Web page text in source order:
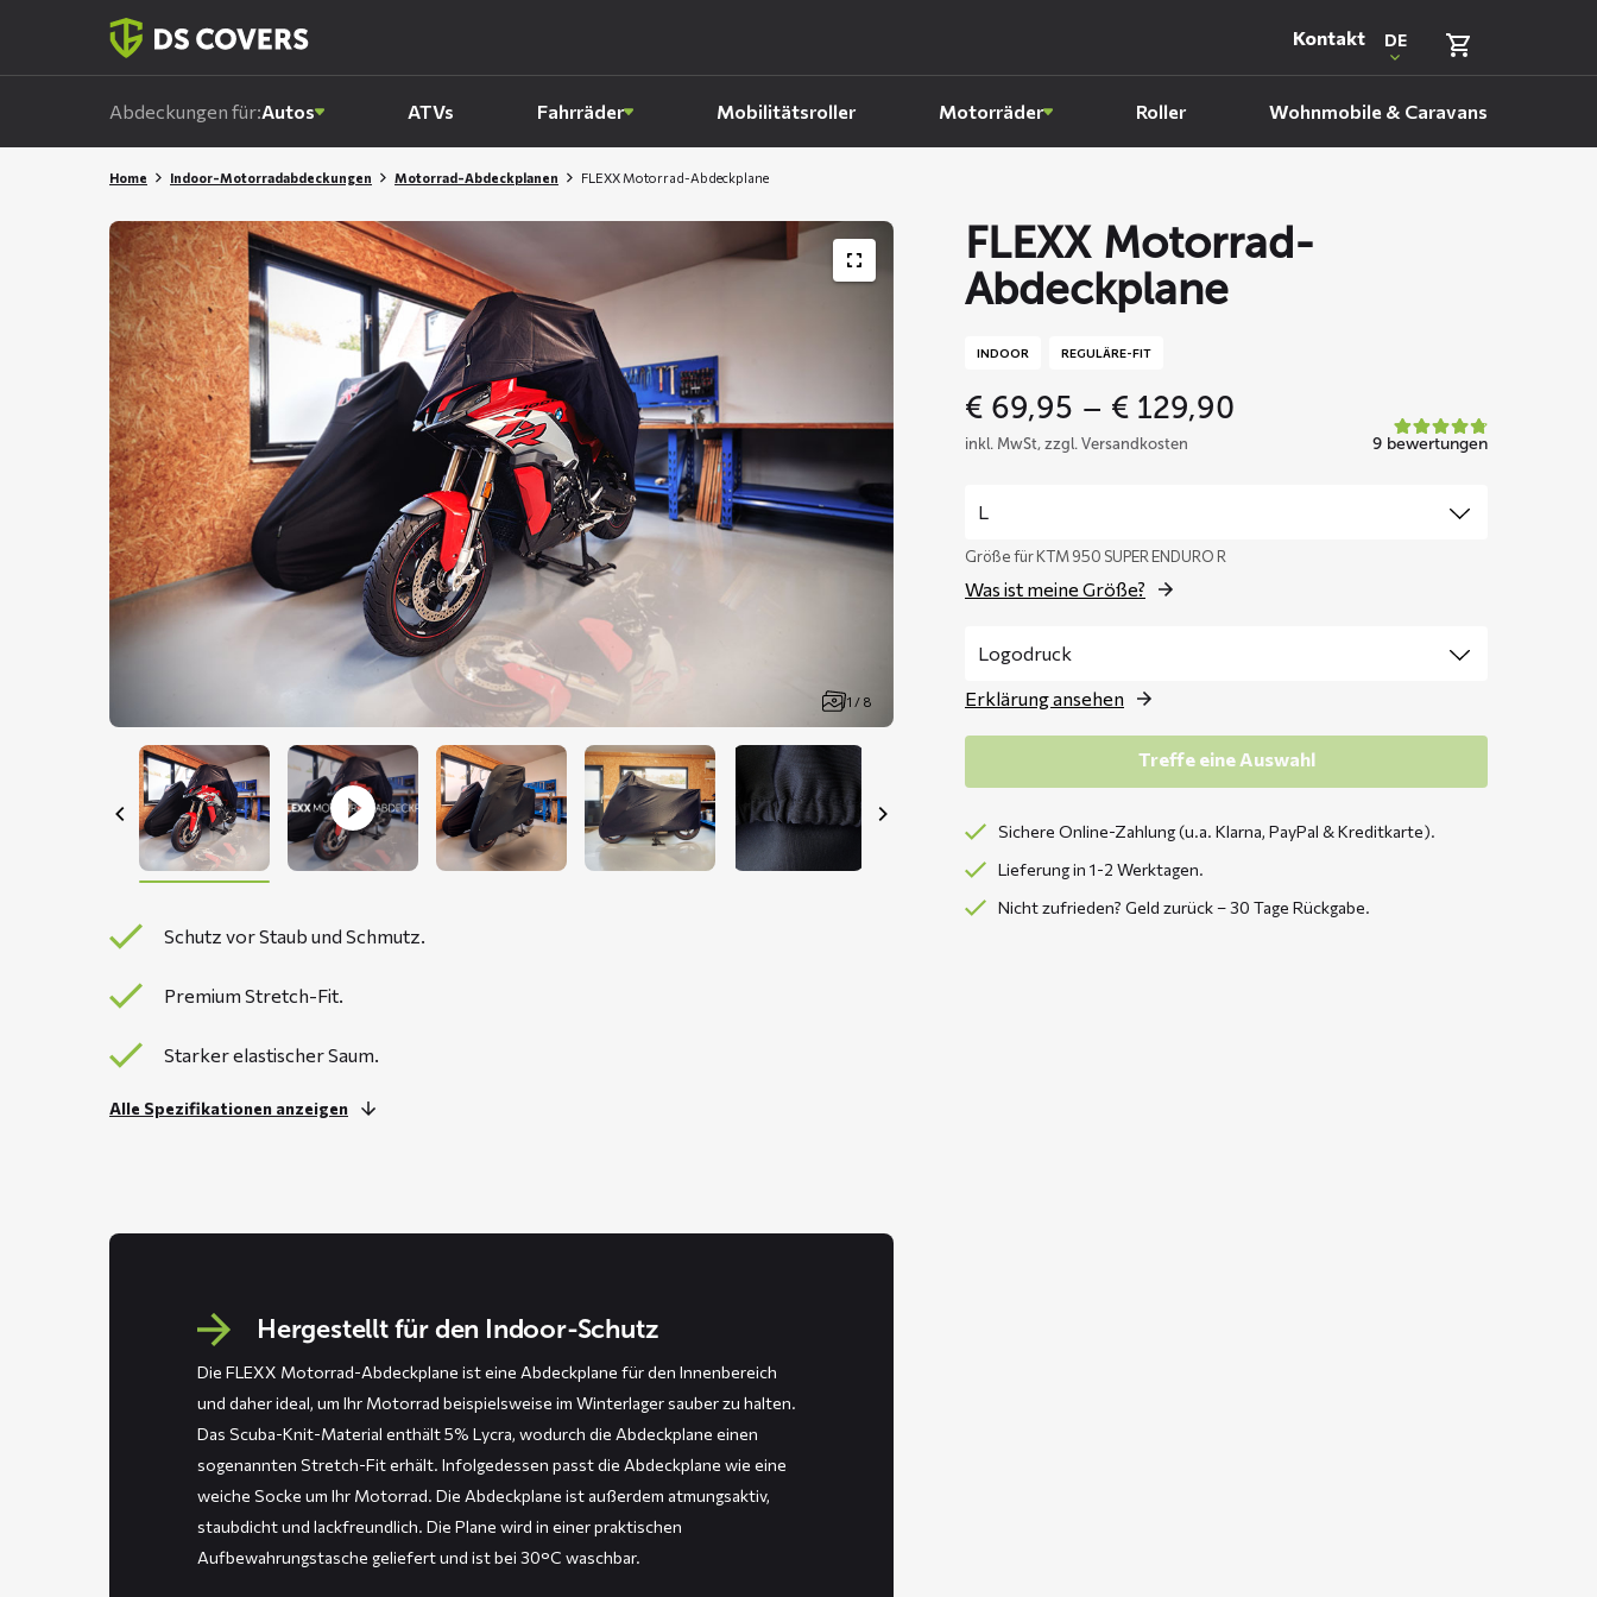
Kontakt
DE
Abdeckungen für:Autos ATVs Fahrräder Mobilitätsroller Motorräder Roller Wohnmobile & Caravans
Home Indoor-Motorradabdeckungen Motorrad-Abdeckplanen FLEXX Motorrad-Abdeckplane
1 / 8
Schutz vor Staub und Schmutz.
Premium Stretch-Fit.
Starker elastischer Saum.
Alle Spezifikationen anzeigen
FLEXX Motorrad-
Abdeckplane
INDOOR REGULÄRE-FIT
€ 69,95 – € 129,90
inkl. MwSt, zzgl. Versandkosten 9 bewertungen
Größe für KTM 950 SUPER ENDURO R
Was ist meine Größe?
Erklärung ansehen
Treffe eine Auswahl
Sichere Online-Zahlung (u.a. Klarna, PayPal & Kreditkarte).
Lieferung in 1-2 Werktagen.
Nicht zufrieden? Geld zurück – 30 Tage Rückgabe.
Hergestellt für den Indoor-Schutz
Die FLEXX Motorrad-Abdeckplane ist eine Abdeckplane für den Innenbereich
und daher ideal, um Ihr Motorrad beispielsweise im Winterlager sauber zu halten.
Das Scuba-Knit-Material enthält 5% Lycra, wodurch die Abdeckplane einen
sogenannten Stretch-Fit erhält. Infolgedessen passt die Abdeckplane wie eine
weiche Socke um Ihr Motorrad. Die Abdeckplane ist außerdem atmungsaktiv,
staubdicht und lackfreundlich. Die Plane wird in einer praktischen
Aufbewahrungstasche geliefert und ist bei 30°C waschbar.